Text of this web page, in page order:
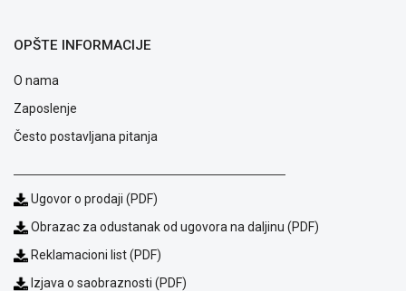
Opšti
uslovi
poslovanja
i
reklamacije
Politika
privatnosti
o
kolačićima
OPŠTE INFORMACIJE
O nama
Zaposlenje
Često postavljana pitanja
Ugovor o prodaji (PDF)
Obrazac za odustanak od ugovora na daljinu (PDF)
Reklamacioni list (PDF)
Izjava o saobraznosti (PDF)